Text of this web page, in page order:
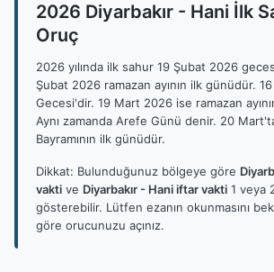
2026 Diyarbakır - Hani İlk
Oruç
2026 yılında ilk sahur 19 Şubat 2026
Şubat 2026 ramazan ayının ilk günüdür.
Gecesi'dir. 19 Mart 2026 ise ramazan
Aynı zamanda Arefe Günü denir. 20
Bayramının ilk günüdür.
Dikkat: Bulunduğunuz bölgeye göre
vakti ve Diyarbakır - Hani iftar vakti 1 veya
gösterebilir. Lütfen ezanın okunmasını
göre orucunuzu açınız.